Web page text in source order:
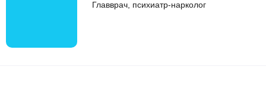
Главврач, психиатр-нарколог